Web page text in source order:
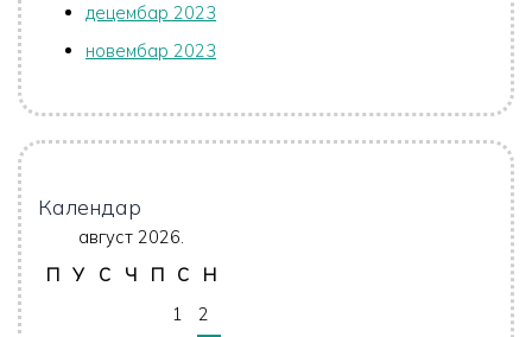
децембар 2023
новембар 2023
Календар
август 2026.
П
У С Ч П С
Н
1
2